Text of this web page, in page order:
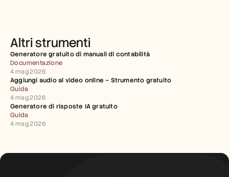
Altri strumenti
Generatore gratuito di manuali di contabilità
Documentazione
4 mag 2026
Aggiungi audio al video online – Strumento gratuito
Guida
4 mag 2026
Generatore di risposte IA gratuito
Guida
4 mag 2026